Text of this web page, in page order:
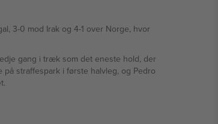
3-0 mod Irak og 4-1 over Norge, hvor
gang i træk som det eneste hold, der
straffespark i første halvleg, og Pedro